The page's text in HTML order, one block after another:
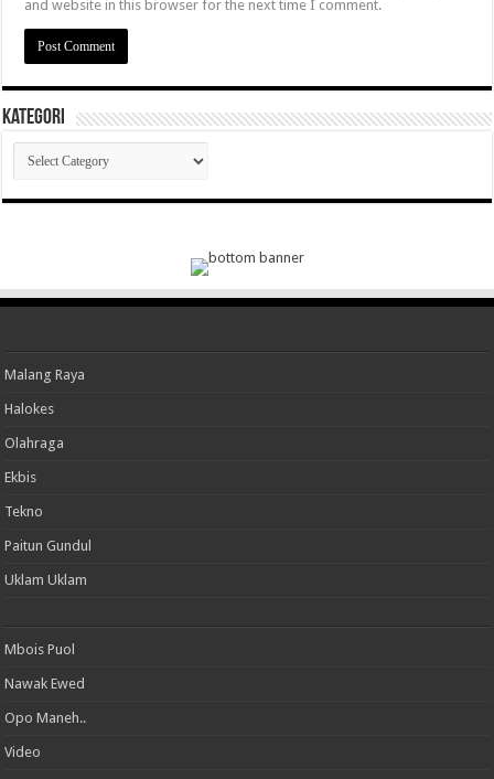
and website in this browser for the next time I comment.
Kategori
Kategori
Malang Raya
Halokes
Olahraga
Ekbis
Tekno
Paitun Gundul
Uklam Uklam
Mbois Puol
Nawak Ewed
Opo Maneh..
Video